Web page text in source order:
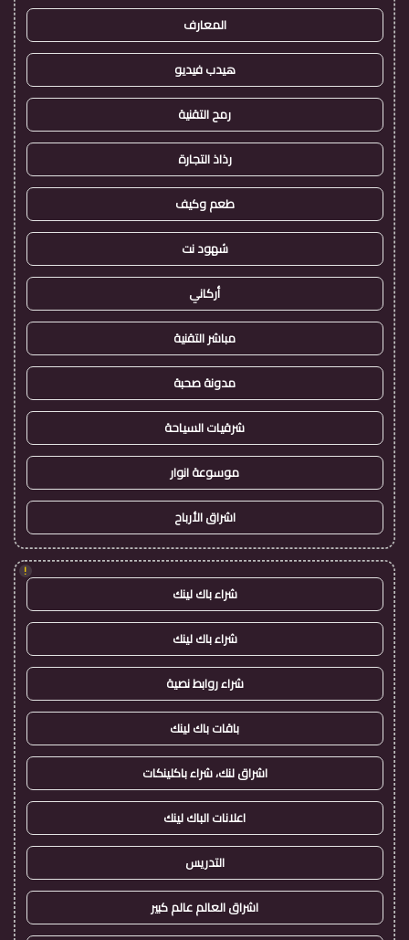
المعارف
هيدب فيديو
رمح التقنية
رذاذ التجارة
طعم وكيف
شهود نت
أركاني
مباشر التقنية
مدونة صحبة
شرقيات السياحة
موسوعة انوار
اشراق الأرباح
!
شراء باك لينك
شراء باك لينك
شراء روابط نصية
باقات باك لينك
اشراق لنك، شراء باكلينكات
اعلانات الباك لينك
التدريس
اشراق العالم عالم كبير